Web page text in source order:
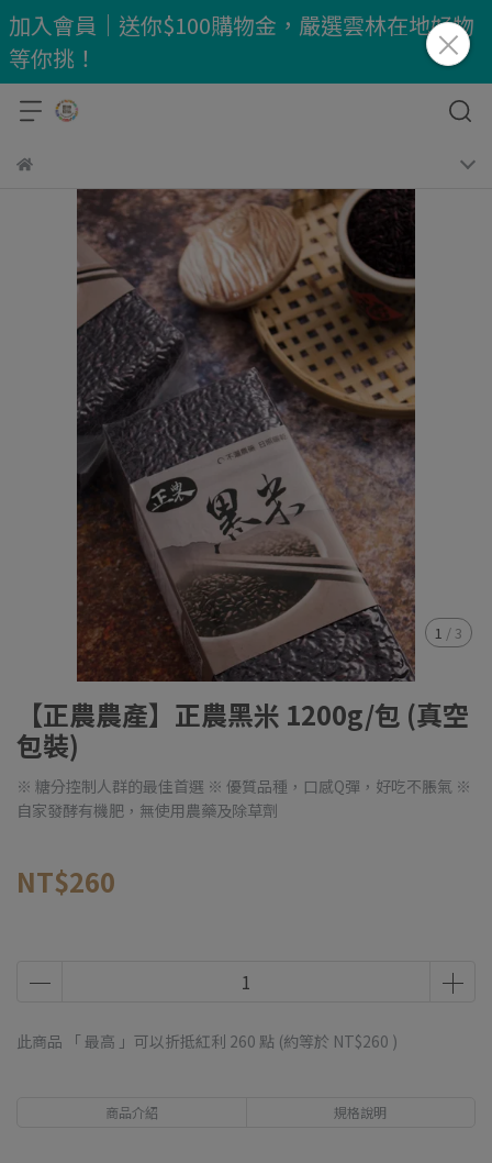
加入會員｜送你$100購物金，嚴選雲林在地好物
等你挑！
1 / 3
【正農農產】正農黑米 1200g/包 (真空
包裝)
※ 糖分控制人群的最佳首選 ※ 優質品種，口感Q彈，好吃不脹氣 ※
自家發酵有機肥，無使用農藥及除草劑
NT$260
此商品 「 最高 」可以折抵紅利 260 點 (約等於 NT$260 )
商品介紹 規格說明